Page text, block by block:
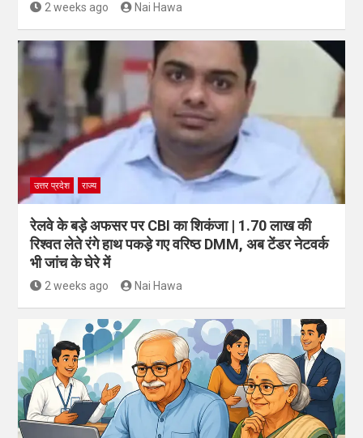
2 weeks ago Nai Hawa
उत्तर प्रदेश राज्य
रेलवे के बड़े अफसर पर CBI का शिकंजा | 1.70 लाख की
रिश्वत लेते रंगे हाथ पकड़े गए वरिष्ठ DMM, अब टेंडर नेटवर्क
भी जांच के घेरे में
2 weeks ago Nai Hawa